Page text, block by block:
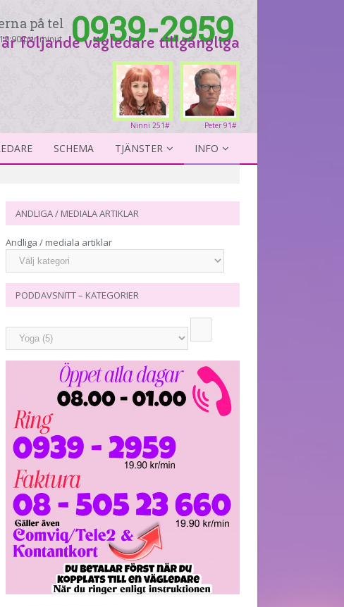
på tel
per minut. 0939-2959
är följande vägledare tillgängliga
Peter 91#
Ninni 251#
SCHEMA TJÄNSTER INFO
ANDLIGA / MEDIALA ARTIKLAR
Andliga / mediala artiklar
PODDAVSNITT – KATEGORIER